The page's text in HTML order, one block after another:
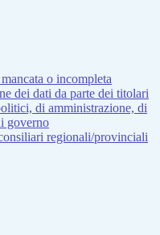
o incompleta
dei dati da parte dei titolari
di amministrazione, di
governo
regionali/provinciali